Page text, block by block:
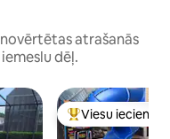
atrašanās
dēļ.
Populārs viesu
Viesu iecienīts